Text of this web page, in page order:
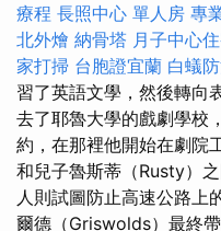
療程 長照中心 單人房 專
北外燴 納骨塔 月子中心
家打掃 台胞證宜蘭 白蟻
習了英語文學，然後轉向
去了耶魯大學的戲劇學校
約，在那裡他開始在劇院
和兒子魯斯蒂（Rusty）
人則試圖防止高速公路上
爾德（Griswolds）最終